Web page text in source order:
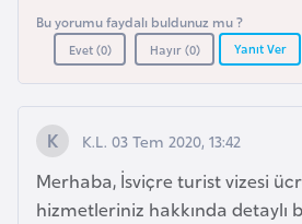
Bu yorumu faydalı buldunuz mu ?
Evet (0) Hayır (0) Yanıt Ver
K.L. 03 Tem 2020, 13:42
Merhaba, İsviçre turist vizesi
hizmetleriniz hakkında detaylı
Ç
k
C
u
m
h